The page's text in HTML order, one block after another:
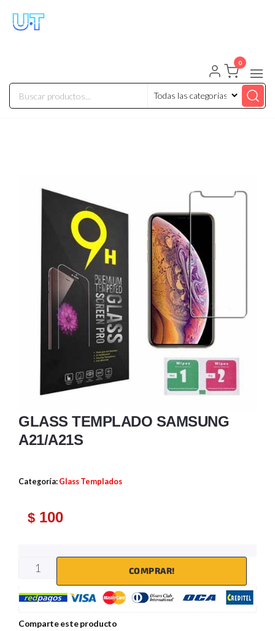
0
GLASS TEMPLADO SAMSUNG
A21/A21S
Categoría: Glass Templados
$ 100
COMPRAR!
Comparte este producto